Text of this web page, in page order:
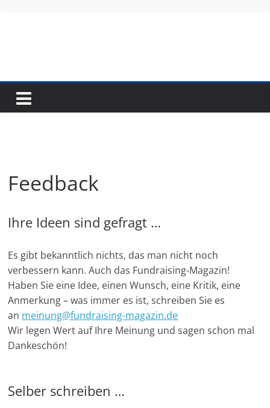
Fundraising-
Magazin
a
h
m
a
g
a
z
f
Feedback
Ihre Ideen sind gefragt …
Es gibt bekanntlich nichts, das man nicht noch
verbessern kann. Auch das Fundraising-Magazin!
Haben Sie eine Idee, einen Wunsch, eine Kritik, eine
Anmerkung – was immer es ist, schreiben Sie es
an meinung@fundraising-magazin.de
Wir legen Wert auf Ihre Meinung und sagen schon mal
Dankeschön!
Selber schreiben …